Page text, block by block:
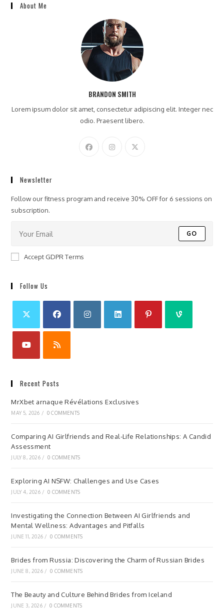
About Me
BRANDON SMITH
Lorem ipsum dolor sit amet, consectetur adipiscing elit. Integer nec
odio. Praesent libero.
Newsletter
Follow our fitness program and receive 30% OFF for 6 sessions on
subscription.
GO
Accept GDPR Terms
Follow Us
Recent Posts
MrXbet arnaque Révélations Exclusives
MAY 5, 2026 / 0 COMMENTS
Comparing AI Girlfriends and Real-Life Relationships: A Candid
Assessment
JULY 8, 2026 / 0 COMMENTS
Exploring AI NSFW: Challenges and Use Cases
JULY 4, 2026 / 0 COMMENTS
Investigating the Connection Between AI Girlfriends and
Mental Wellness: Advantages and Pitfalls
JUNE 11, 2026 / 0 COMMENTS
Brides from Russia: Discovering the Charm of Russian Brides
JUNE 8, 2026 / 0 COMMENTS
The Beauty and Culture Behind Brides from Iceland
JUNE 3, 2026 / 0 COMMENTS